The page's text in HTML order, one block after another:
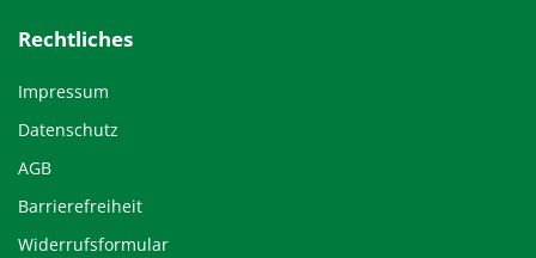
Rechtliches
Impressum
Datenschutz
AGB
Barrierefreiheit
Widerrufsformular